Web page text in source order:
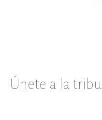
Únete a la tribu